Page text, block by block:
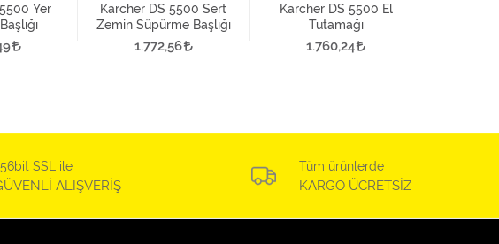
Yer
Karcher DS 5500 Sert
Zemin Süpürme Başlığı
1.772,56
Karcher DS 5500 El
Tutamağı
1.760,24
SSL ile
ALIŞVERİŞ
Tüm ürünlerde
KARGO ÜCRETSİZ